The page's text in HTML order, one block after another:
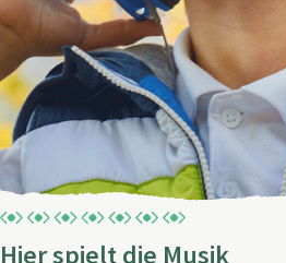
Hier spielt die Musik